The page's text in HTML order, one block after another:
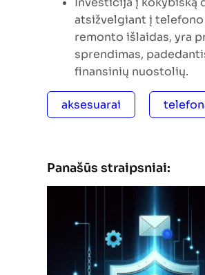
atsižvelgiant į telefono
remonto išlaidas, yra
sprendimas,
finansinių nuostolių.
aksesuarai
Panašūs straipsniai: